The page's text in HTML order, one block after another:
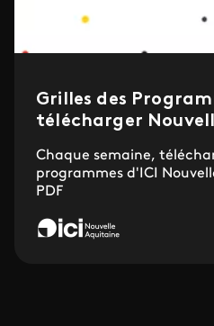
Grilles des
télécharger
Chaque semaine,
programmes d'ICI
PDF